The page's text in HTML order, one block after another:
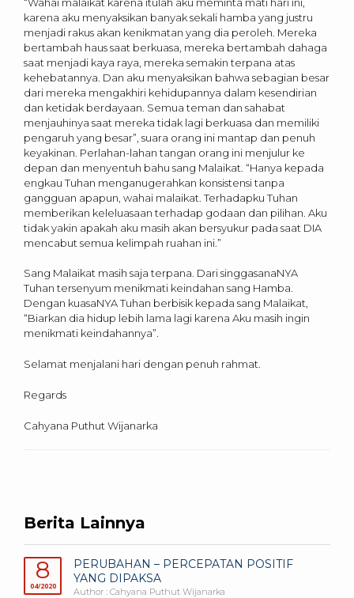
karena aku menyaksikan banyak sekali hamba yang justru
menjadi rakus akan kenikmatan yang dia peroleh. Mereka
bertambah haus saat berkuasa, mereka bertambah dahaga
saat menjadi kaya raya, mereka semakin terpana atas
kehebatannya. Dan aku menyaksikan bahwa sebagian besar
dari mereka mengakhiri kehidupannya dalam kesendirian
dan ketidak berdayaan. Semua teman dan sahabat
menjauhinya saat mereka tidak lagi berkuasa dan memiliki
pengaruh yang besar”, suara orang ini mantap dan penuh
keyakinan. Perlahan-lahan tangan orang ini menjulur ke
depan dan menyentuh bahu sang Malaikat. “Hanya kepada
engkau Tuhan menganugerahkan konsistensi tanpa
gangguan apapun, wahai malaikat. Terhadapku Tuhan
memberikan keleluasaan terhadap godaan dan pilihan. Aku
tidak yakin apakah aku masih akan bersyukur pada saat DIA
mencabut semua kelimpah ruahan ini.”
Sang Malaikat masih saja terpana. Dari singgasanaNYA
Tuhan tersenyum menikmati keindahan sang Hamba.
Dengan kuasaNYA Tuhan berbisik kepada sang Malaikat,
“Biarkan dia hidup lebih lama lagi karena Aku masih ingin
menikmati keindahannya”.
Selamat menjalani hari dengan penuh rahmat.
Regards
Cahyana Puthut Wijanarka
Berita Lainnya
8
04/2020
PERUBAHAN – PERCEPATAN POSITIF
YANG DIPAKSA
Author : Cahyana Puthut Wijanarka